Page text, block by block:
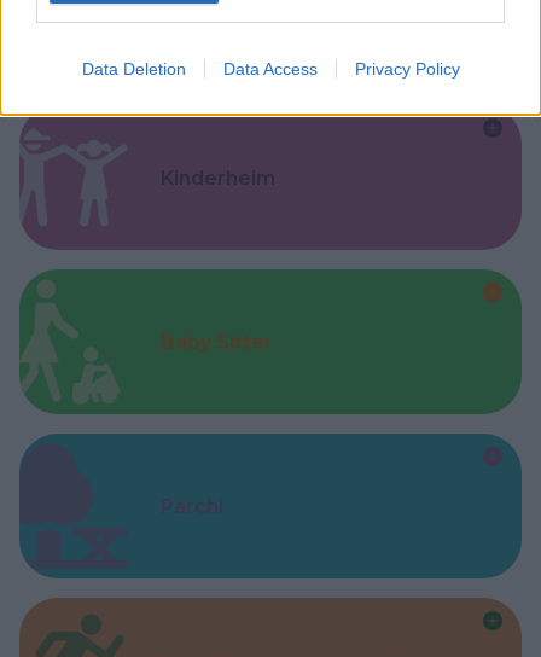
Data Deletion Data Access Privacy Policy
Kinderheim
Baby Sitter
Parchi